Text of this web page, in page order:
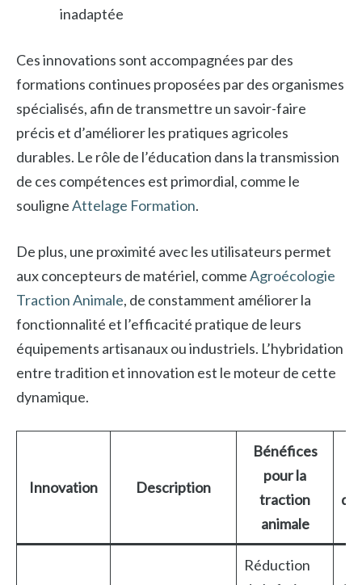
inadaptée
Ces innovations sont accompagnées par des
formations continues proposées par des organismes
spécialisés, afin de transmettre un savoir-faire
précis et d’améliorer les pratiques agricoles
durables. Le rôle de l’éducation dans la transmission
de ces compétences est primordial, comme le
souligneAttelage Formation.
De plus, une proximité avec les utilisateurs permet
aux concepteurs de matériel, commeAgroécologie
Traction Animale, de constamment améliorer la
fonctionnalité et l’efficacité pratique de leurs
équipements artisanaux ou industriels. L’hybridation
entre tradition et innovation est le moteur de cette
dynamique.
Innovation Description
Bénéfices
pour la
traction
animale
Réduction